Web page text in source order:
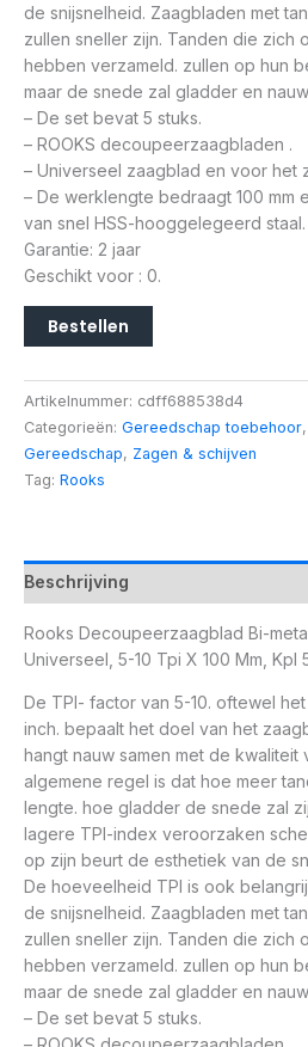
de snijsnelheid. Zaagbladen met
zullen sneller zijn. Tanden die zich
hebben verzameld. zullen op hun
maar de snede zal gladder en
– De set bevat 5 stuks.
– ROOKS decoupeerzaagbladen .
– Universeel zaagblad en voor het
– De werklengte bedraagt 100 mm
van snel HSS-hooggelegeerd staal.
Garantie: 2 jaar
Geschikt voor : 0.
Bestellen
Artikelnummer: cdff688538d4
Categorieën: Gereedschap toebehoor,
Gereedschap, Zagen & schijven
Tag: Rooks
Beschrijving
Rooks Decoupeerzaagblad Bi-
Universeel, 5-10 Tpi X 100 Mm, Kpl
De TPI- factor van 5-10. oftewel
inch. bepaalt het doel van het
hangt nauw samen met de kwaliteit
algemene regel is dat hoe meer
lengte. hoe gladder de snede zal
lagere TPI-index veroorzaken
op zijn beurt de esthetiek van de
De hoeveelheid TPI is ook
de snijsnelheid. Zaagbladen met
zullen sneller zijn. Tanden die zich
hebben verzameld. zullen op hun
maar de snede zal gladder en
– De set bevat 5 stuks.